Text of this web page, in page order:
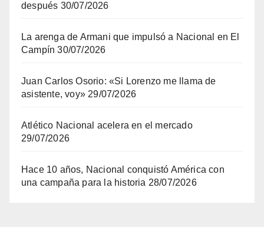
después 30/07/2026
La arenga de Armani que impulsó a Nacional en El
Campín 30/07/2026
Juan Carlos Osorio: «Si Lorenzo me llama de
asistente, voy» 29/07/2026
Atlético Nacional acelera en el mercado
29/07/2026
Hace 10 años, Nacional conquistó América con
una campaña para la historia 28/07/2026